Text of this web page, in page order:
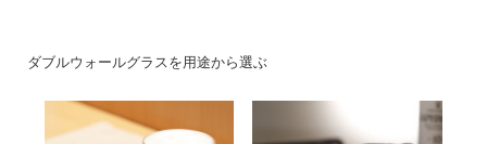
ダブルウォールグラスを用途から選ぶ